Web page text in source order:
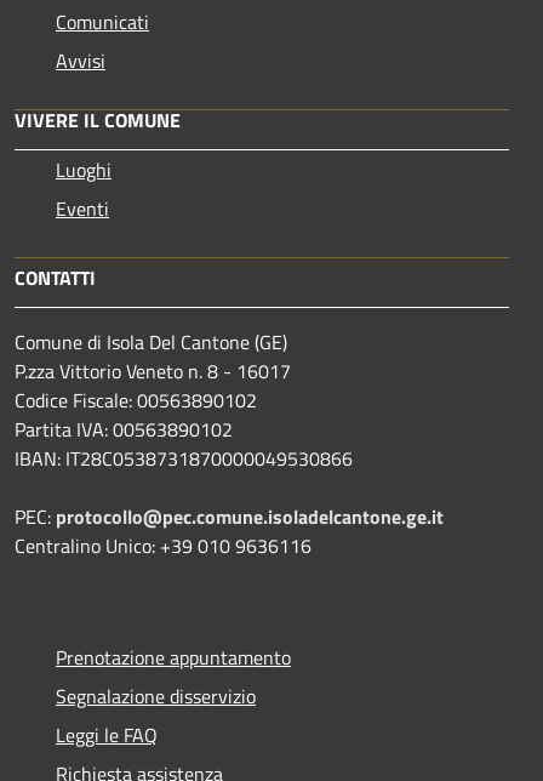
Comunicati
Avvisi
VIVERE IL COMUNE
Luoghi
Eventi
CONTATTI
Comune di Isola Del Cantone (GE)
P.zza Vittorio Veneto n. 8 - 16017
Codice Fiscale: 00563890102
Partita IVA: 00563890102
IBAN: IT28C0538731870000049530866
PEC: protocollo@pec.comune.isoladelcantone.ge.it
Centralino Unico: +39 010 9636116
Prenotazione appuntamento
Segnalazione disservizio
Leggi le FAQ
Richiesta assistenza